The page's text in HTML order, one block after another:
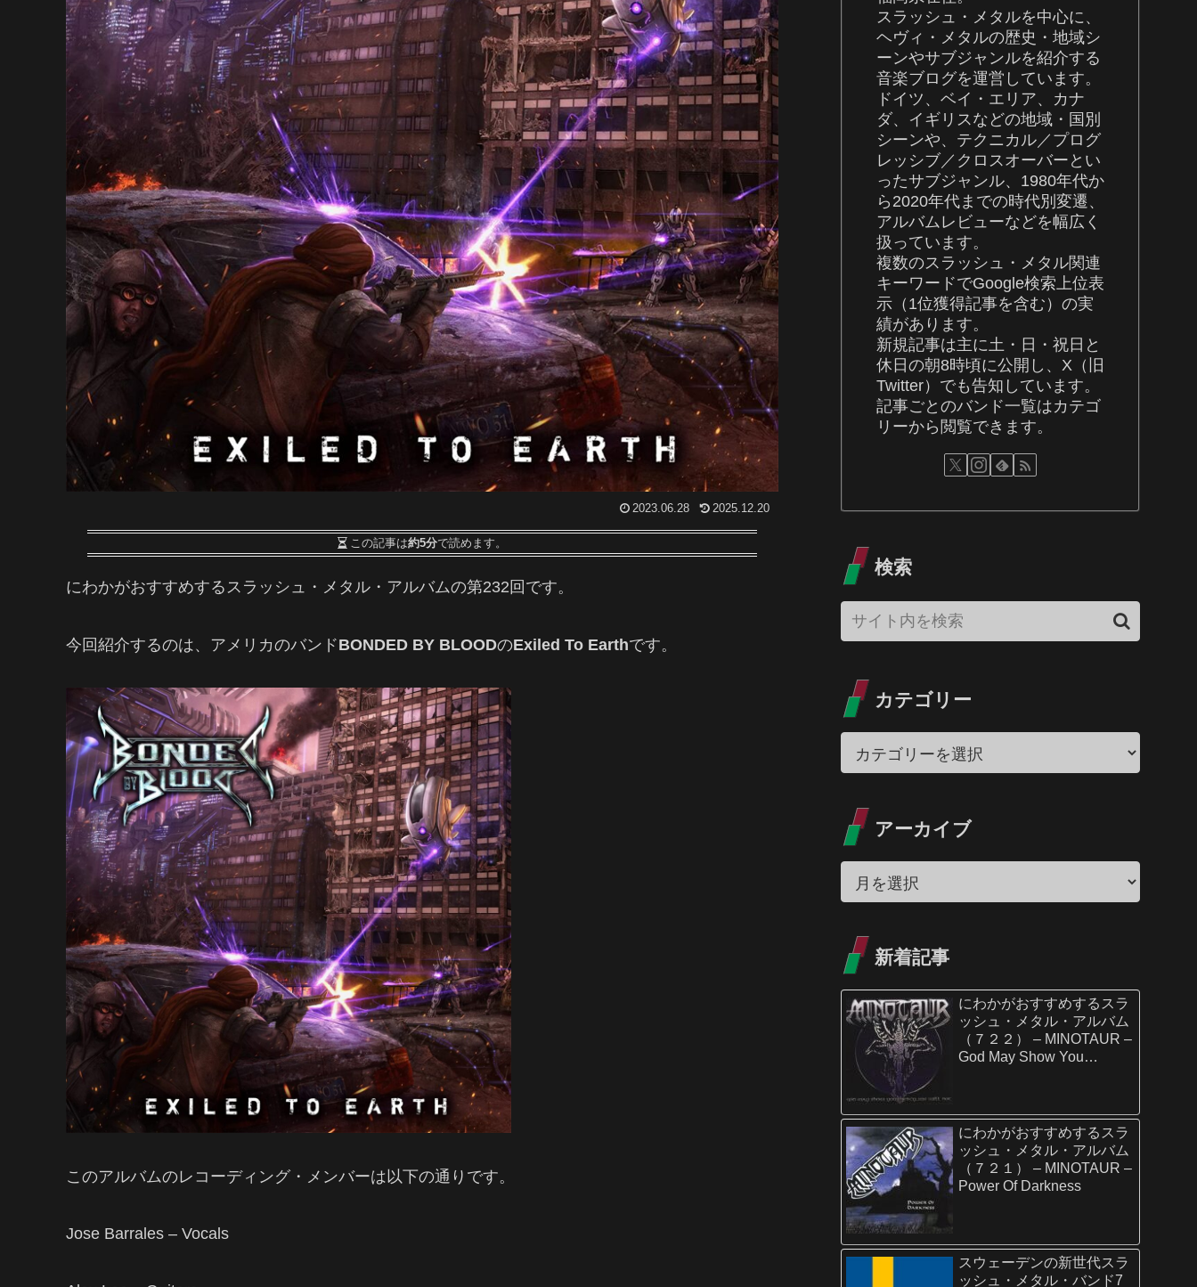
2023.06.28 2025.12.20
この記事は約5分で読めます。
にわかがおすすめするスラッシュ・メタル・アルバムの第232回です。
今回紹介するのは、アメリカのバンドBONDED BY BLOODのExiled To Earthです。
このアルバムのレコーディング・メンバーは以下の通りです。
Jose Barrales – Vocals
スラッシュ・メタルを中心に、
ヘヴィ・メタルの歴史・地域シ
ーンやサブジャンルを紹介する
音楽ブログを運営しています。
ドイツ、ベイ・エリア、カナ
ダ、イギリスなどの地域・国別
シーンや、テクニカル／プログ
レッシブ／クロスオーバーとい
ったサブジャンル、1980年代か
ら2020年代までの時代別変遷、
アルバムレビューなどを幅広く
扱っています。
複数のスラッシュ・メタル関連
キーワードでGoogle検索上位表
示（1位獲得記事を含む）の実
績があります。
新規記事は主に土・日・祝日と
休日の朝8時頃に公開し、X（旧
Twitter）でも告知しています。
記事ごとのバンド一覧はカテゴ
リーから閲覧できます。
検索
カテゴリー
アーカイブ
新着記事
にわかがおすすめするスラ
ッシュ・メタル・アルバム
（７２２） – MINOTAUR –
God May Show You
にわかがおすすめするスラ
ッシュ・メタル・アルバム
（７２１） – MINOTAUR –
Power Of Darkness
スウェーデンの新世代スラ
ッシュ・メタル・バンド7